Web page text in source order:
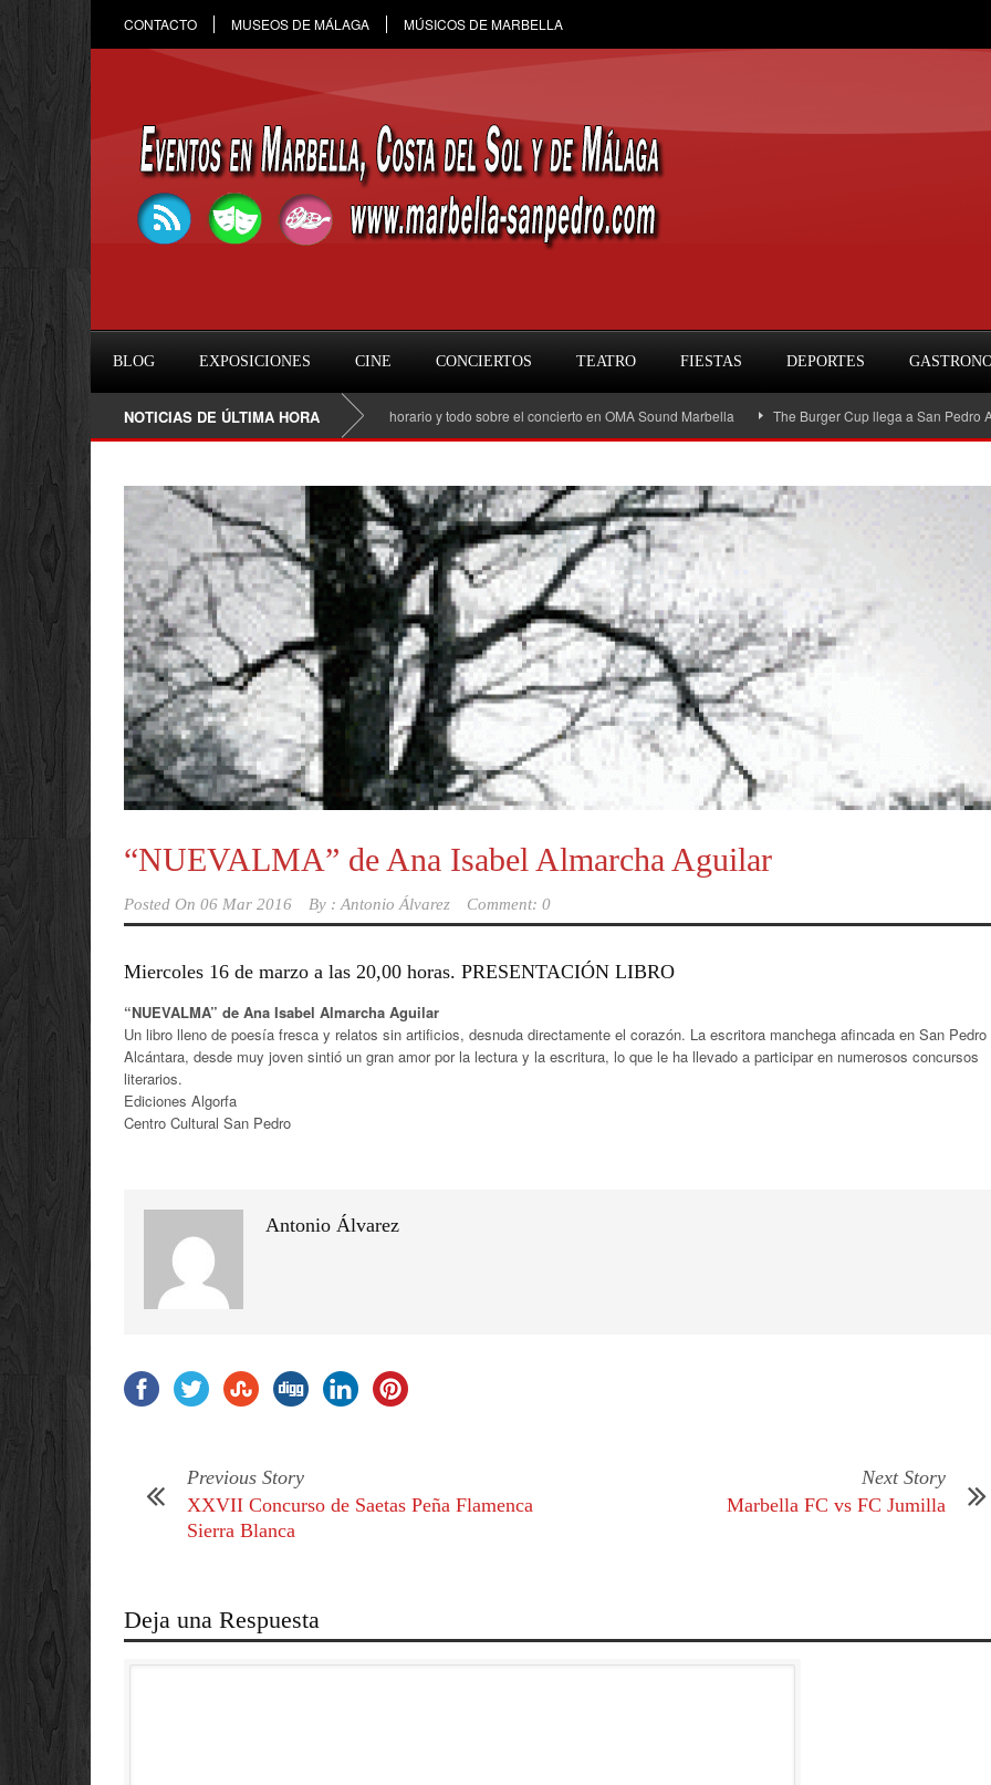
CONTACTO MUSEOS DE MÁLAGA MÚSICOS DE MARBELLA
BLOG EXPOSICIONES CINE CONCIERTOS TEATRO FIESTAS DEPORTES
NOTICIAS DE ÚLTIMA HORA
Raule en Marbella 2026: fecha, entradas, horario y todo sobre el concierto en OMA Sound Marbella The Burger Cup llega a San Pedro
“NUEVALMA” de Ana Isabel Almarcha Aguilar
Posted On 06 Mar 2016 By : Antonio Álvarez Comment: 0
Miercoles 16 de marzo a las 20,00 horas. PRESENTACIÓN LIBRO
“NUEVALMA” de Ana Isabel Almarcha Aguilar
Un libro lleno de poesía fresca y relatos sin artificios, desnuda directamente el corazón. La escritora manchega afincada en San Pedro
Alcántara, desde muy joven sintió un gran amor por la lectura y la escritura, lo que le ha llevado a participar en numerosos concursos
literarios.
Ediciones Algorfa
Centro Cultural San Pedro
Antonio Álvarez
Previous Story
XXVII Concurso de Saetas Peña Flamenca
Sierra Blanca
Next Story
Marbella FC vs FC Jumilla
Deja una Respuesta